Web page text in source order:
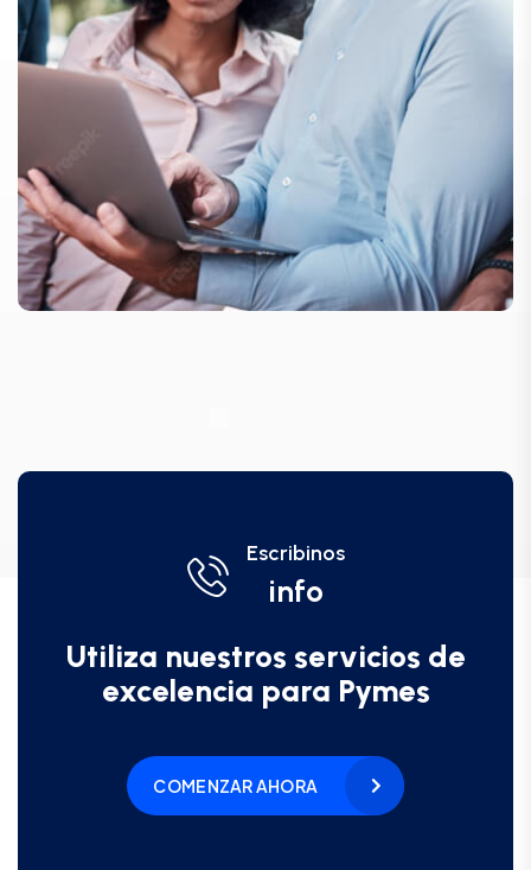
Escribinos
info
Utiliza nuestros servicios de
excelencia para Pymes
COMENZAR AHORA